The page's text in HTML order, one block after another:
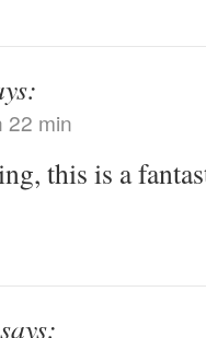
22 min
this is a
says: